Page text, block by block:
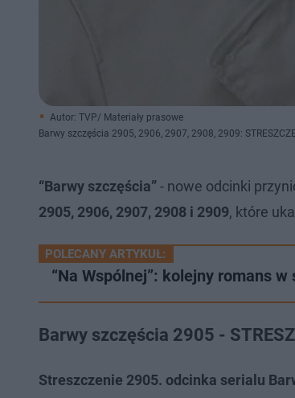
Autor: TVP/ Materiały prasowe
Barwy szczęścia 2905, 2906, 2907, 2908, 2909:
“Barwy szczęścia”- nowe odcinki
2905, 2906, 2907, 2908 i 2909, które
POLECANY ARTYKUŁ:
“Na Wspólnej”: kolejny romans
Barwy szczęścia 2905 -
Streszczenie 2905. odcinka serialu